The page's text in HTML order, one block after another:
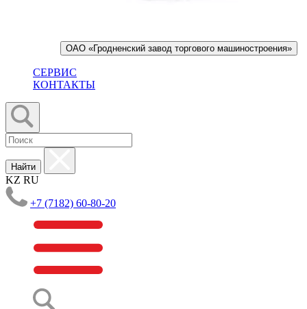
ОАО «Гродненский завод торгового машиностроения»
СЕРВИС
КОНТАКТЫ
Найти
KZ RU
+7 (7182) 60-80-20